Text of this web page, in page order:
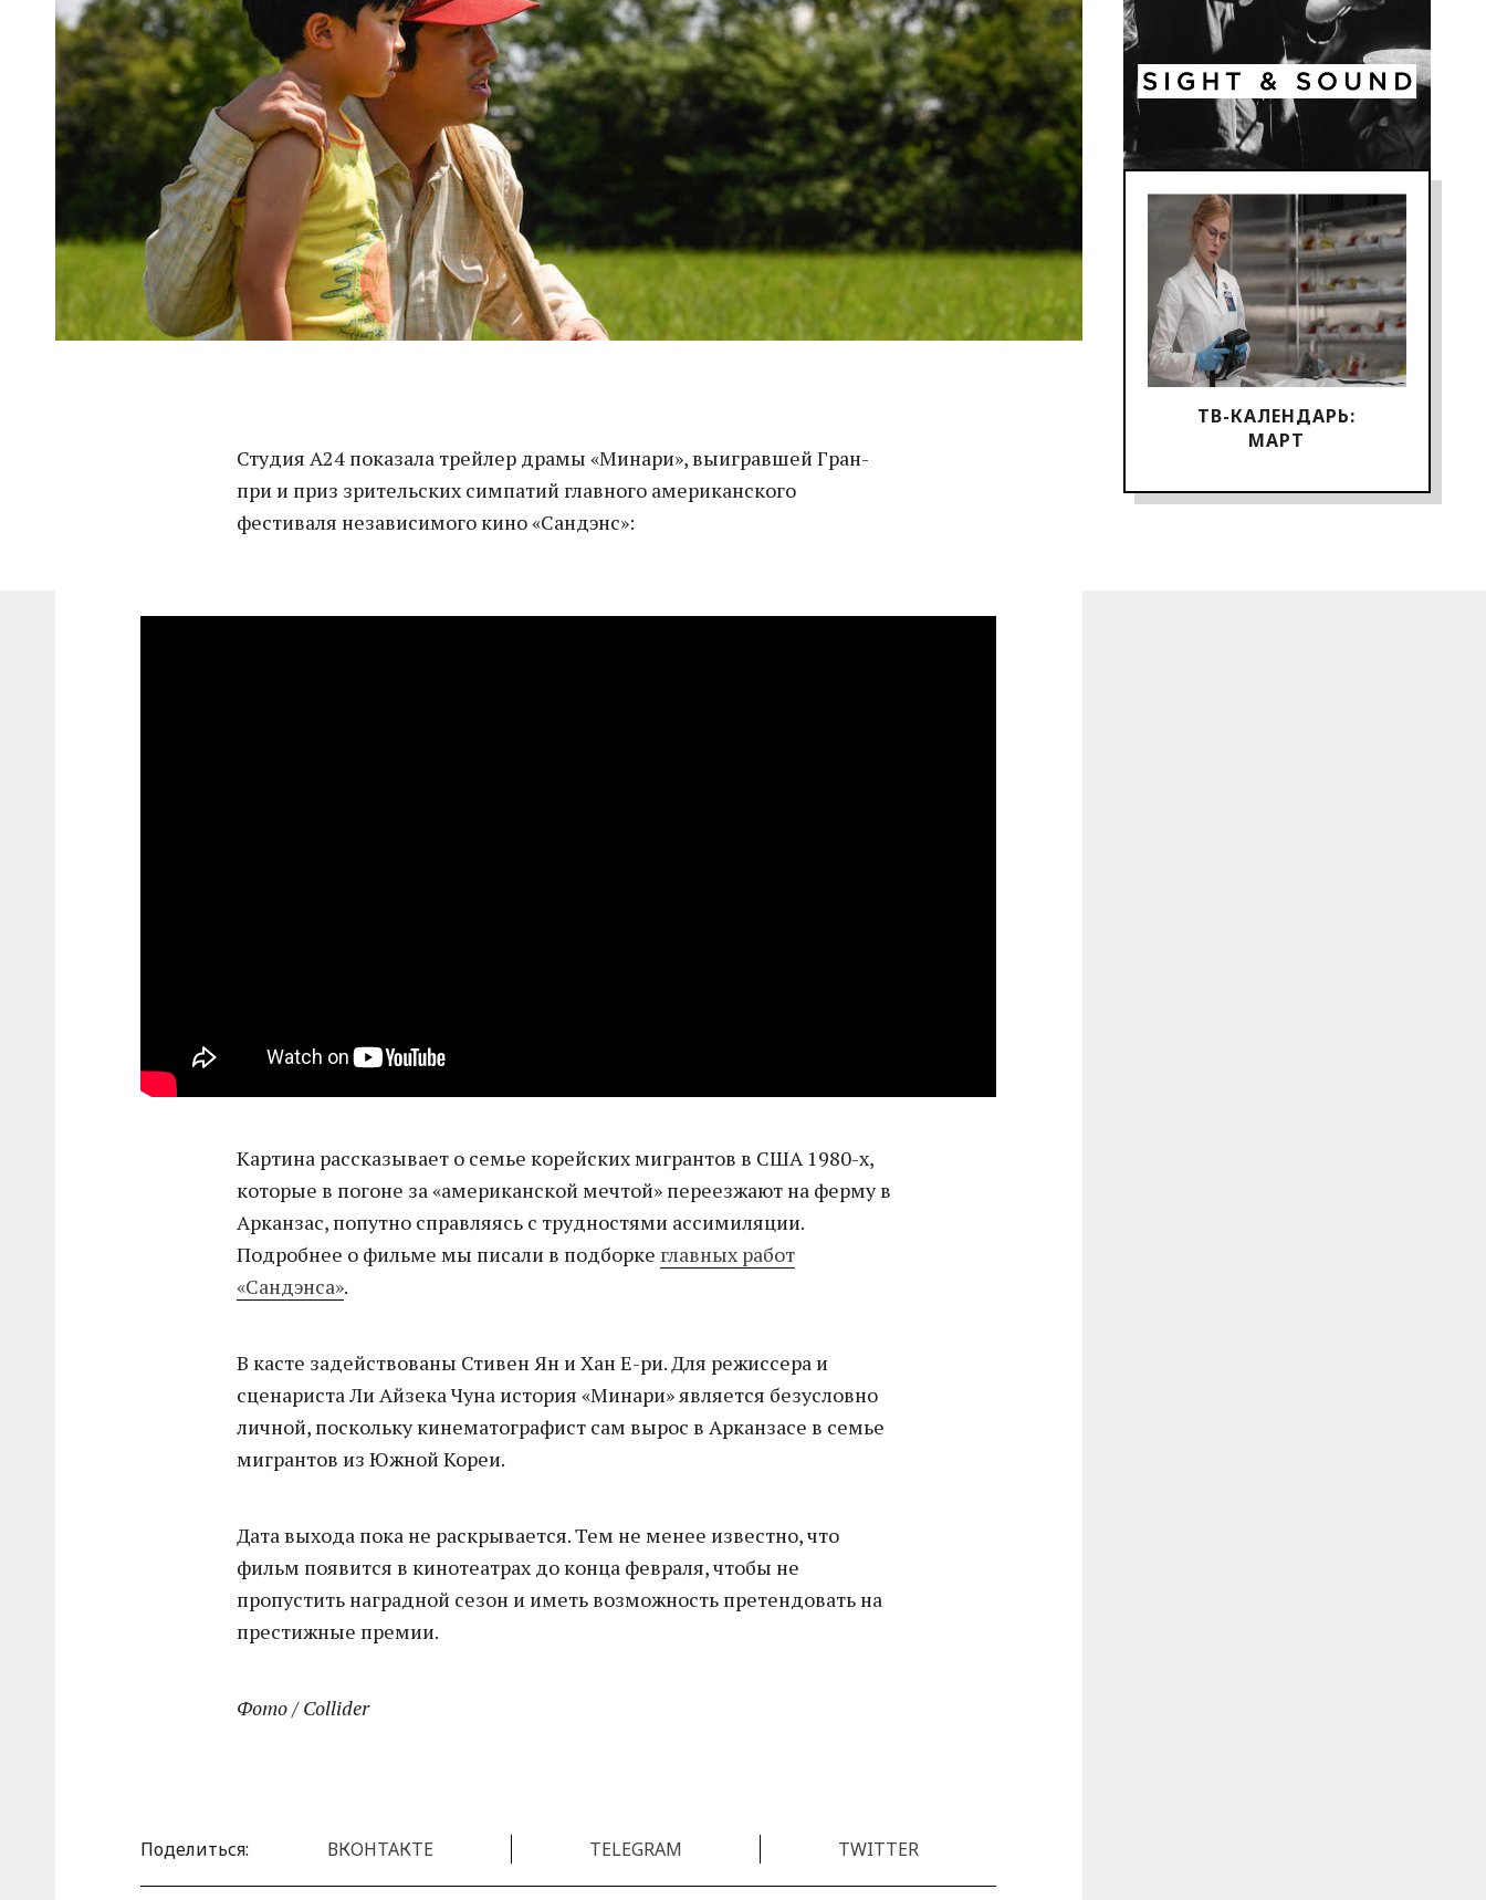
ТВ-КАЛЕНДАРЬ:
МАРТ
Студия A24 показала трейлер драмы «Минари», выигравшей Гран-
при и приз зрительских симпатий главного американского
фестиваля независимого кино «Сандэнс»:
Картина рассказывает о семье корейских мигрантов в США 1980-х,
которые в погоне за «американской мечтой» переезжают на ферму в
Арканзас, попутно справляясь с трудностями ассимиляции.
Подробнее о фильме мы писали в подборке главных работ
«Сандэнса».
В касте задействованы Стивен Ян и Хан Е-ри. Для режиссера и
сценариста Ли Айзека Чуна история «Минари» является безусловно
личной, поскольку кинематографист сам вырос в Арканзасе в семье
мигрантов из Южной Кореи.
Дата выхода пока не раскрывается. Тем не менее известно, что
фильм появится в кинотеатрах до конца февраля, чтобы не
пропустить наградной сезон и иметь возможность претендовать на
престижные премии.
Фото / Collider
Поделиться: ВКОНТАКТЕ TELEGRAM TWITTER